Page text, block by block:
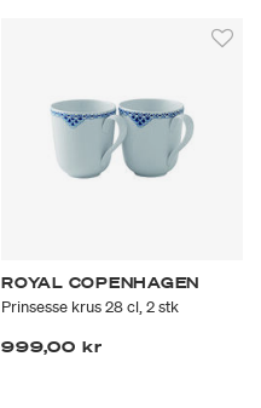
ROYAL COPENHAGEN
Prinsesse krus 28 cl, 2 stk
999,00 kr